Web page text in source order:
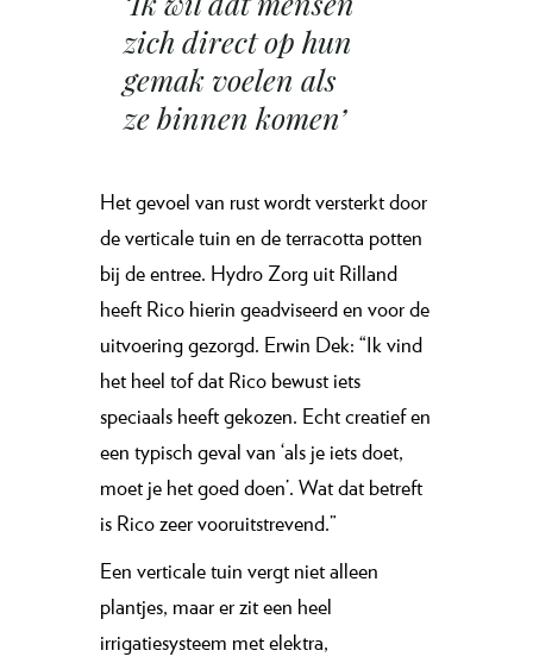
zich direct op hun
gemak voelen als
ze binnen komen’
Het gevoel van rust wordt versterkt door
de verticale tuin en de terracotta potten
bij de entree. Hydro Zorg uit Rilland
heeft Rico hierin geadviseerd en voor de
uitvoering gezorgd. Erwin Dek: “Ik vind
het heel tof dat Rico bewust iets
speciaals heeft gekozen. Echt creatief en
een typisch geval van ‘als je iets doet,
moet je het goed doen’. Wat dat betreft
is Rico zeer vooruitstrevend.”
Een verticale tuin vergt niet alleen
plantjes, maar er zit een heel
irrigatiesysteem met elektra,